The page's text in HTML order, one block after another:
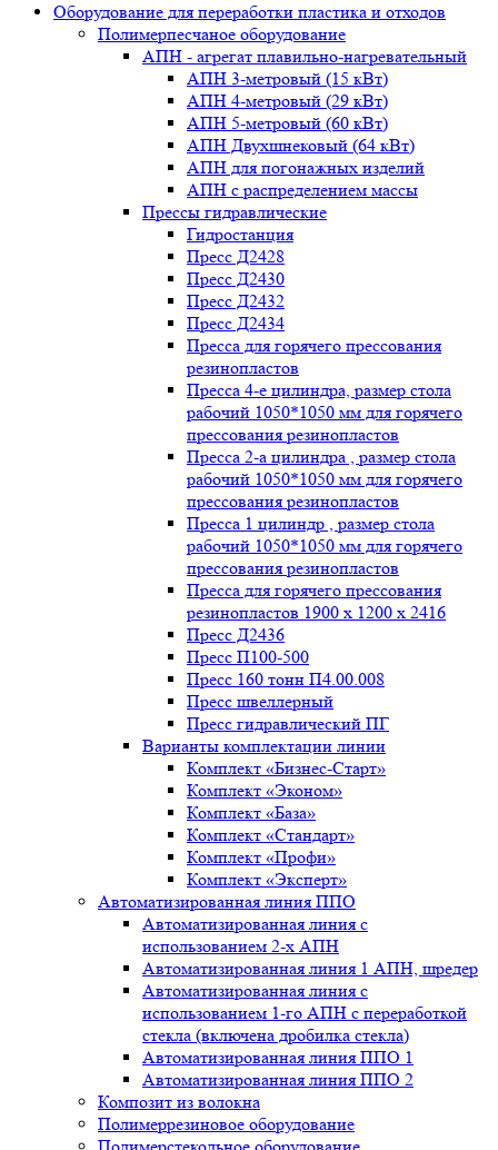
Оборудование для переработки пластика и отходов
Полимерпесчаное оборудование
АПН - агрегат плавильно-нагревательный
АПН 3-метровый (15 кВт)
АПН 4-метровый (29 кВт)
АПН 5-метровый (60 кВт)
АПН Двухшнековый (64 кВт)
АПН для погонажных изделий
АПН с распределением массы
Прессы гидравлические
Гидростанция
Пресс Д2428
Пресс Д2430
Пресс Д2432
Пресс Д2434
Пресса для горячего прессования
резинопластов
Пресса 4-е цилиндра, размер стола
рабочий 1050*1050 мм для горячего
прессования резинопластов
Пресса 2-а цилиндра , размер стола
рабочий 1050*1050 мм для горячего
прессования резинопластов
Пресса 1 цилиндр , размер стола
рабочий 1050*1050 мм для горячего
прессования резинопластов
Пресса для горячего прессования
резинопластов 1900 х 1200 х 2416
Пресс Д2436
Пресс П100-500
Пресс 160 тонн П4.00.008
Пресс швеллерный
Пресс гидравлический ПГ
Варианты комплектации линии
Комплект «Бизнес-Старт»
Комплект «Эконом»
Комплект «База»
Комплект «Стандарт»
Комплект «Профи»
Комплект «Эксперт»
Автоматизированная линия ППО
Автоматизированная линия с
использованием 2-х АПН
Автоматизированная линия 1 АПН, шредер
Автоматизированная линия с
использованием 1-го АПН с переработкой
стекла (включена дробилка стекла)
Автоматизированная линия ППО 1
Автоматизированная линия ППО 2
Композит из волокна
Полимеррезиновое оборудование